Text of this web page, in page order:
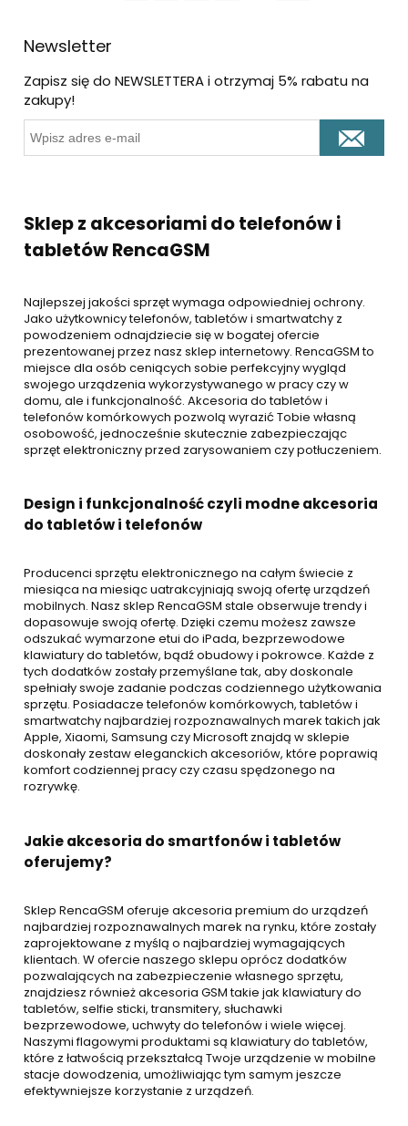
Newsletter
Zapisz się do NEWSLETTERA i otrzymaj 5% rabatu na
zakupy!
Sklep z akcesoriami do telefonów i
tabletów RencaGSM
Najlepszej jakości sprzęt wymaga odpowiedniej ochrony.
Jako użytkownicy telefonów, tabletów i smartwatchy z
powodzeniem odnajdziecie się w bogatej ofercie
prezentowanej przez nasz sklep internetowy. RencaGSM to
miejsce dla osób ceniących sobie perfekcyjny wygląd
swojego urządzenia wykorzystywanego w pracy czy w
domu, ale i funkcjonalność. Akcesoria do tabletów i
telefonów komórkowych pozwolą wyrazić Tobie własną
osobowość, jednocześnie skutecznie zabezpieczając
sprzęt elektroniczny przed zarysowaniem czy potłuczeniem.
Design i funkcjonalność czyli modne akcesoria
do tabletów i telefonów
Producenci sprzętu elektronicznego na całym świecie z
miesiąca na miesiąc uatrakcyjniają swoją ofertę urządzeń
mobilnych. Nasz sklep RencaGSM stale obserwuje trendy i
dopasowuje swoją ofertę. Dzięki czemu możesz zawsze
odszukać wymarzone etui do iPada, bezprzewodowe
klawiatury do tabletów, bądź obudowy i pokrowce. Każde z
tych dodatków zostały przemyślane tak, aby doskonale
spełniały swoje zadanie podczas codziennego użytkowania
sprzętu. Posiadacze telefonów komórkowych, tabletów i
smartwatchy najbardziej rozpoznawalnych marek takich jak
Apple, Xiaomi, Samsung czy Microsoft znajdą w sklepie
doskonały zestaw eleganckich akcesoriów, które poprawią
komfort codziennej pracy czy czasu spędzonego na
rozrywkę.
Jakie akcesoria do smartfonów i tabletów
oferujemy?
Sklep RencaGSM oferuje akcesoria premium do urządzeń
najbardziej rozpoznawalnych marek na rynku, które zostały
zaprojektowane z myślą o najbardziej wymagających
klientach. W ofercie naszego sklepu oprócz dodatków
pozwalających na zabezpieczenie własnego sprzętu,
znajdziesz również akcesoria GSM takie jak klawiatury do
tabletów, selfie sticki, transmitery, słuchawki
bezprzewodowe, uchwyty do telefonów i wiele więcej.
Naszymi flagowymi produktami są klawiatury do tabletów,
które z łatwością przekształcą Twoje urządzenie w mobilne
stacje dowodzenia, umożliwiając tym samym jeszcze
efektywniejsze korzystanie z urządzeń.